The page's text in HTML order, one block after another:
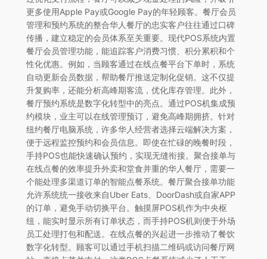
更多使用Apple Pay或Google Pay的年轻顾客。餐厅会员
管理和预约系统的整合华人餐厅的忠实客户往往通过口碑
传播，建立稳定的会员体系至关重要。现代POS系统内置
餐厅会员管理功能，能追踪客户消费习惯、积分累积和个
性化优惠。例如，当顾客通过在线点餐平台下单时，系统
自动更新会员数据，帮助餐厅推送定制化促销。这不仅提
升复购率，还能分析高峰期客流，优化库存管理。此外，
餐厅预约系统是数字化转型中的亮点。通过POS机集成预
约模块，业主可以在线管理预订，避免高峰期拥挤。针对
纽约餐厅电脑系统，许多华人经营者选择云端解决方案，
便于远程监控预约和会员信息。即使在忙碌的晚餐时段，
手持POS也能快速确认预约，实现无缝衔接。聚合接单与
在线点餐的效率提升外卖和堂食并重的华人餐厅，需要一
个能处理多渠道订单的智能点餐系统。餐厅聚合接单功能
允许系统统一接收来自Uber Eats、DoorDash或自家APP
的订单，避免手动切换平台。触摸屏POS机作为中央枢
纽，能实时显示所有订单状态，而手持POS机则便于外场
员工处理打包和配送。在线点餐的兴起进一步推动了餐饮
数字化转型。顾客可以通过手机扫描二维码或访问餐厅网